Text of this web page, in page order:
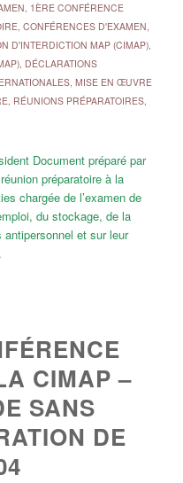
, 1ÈRE CONFÉRENCE
, CONFÉRENCES D'EXAMEN,
D'INTERDICTION MAP (CIMAP),
, DÉCLARATIONS
, MISE EN ŒUVRE
, RÉUNIONS PRÉPARATOIRES,
Document préparé par
préparatoire à la
chargée de l’examen de
du stockage, de la
et sur leur
CIMAP –
SANS
DE